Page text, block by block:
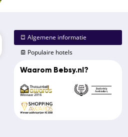
Algemene informatie
Populaire hotels
Waarom Bebsy.nl?